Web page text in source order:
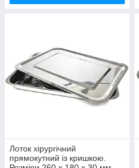
Лоток хірургічний
прямокутний із кришкою.